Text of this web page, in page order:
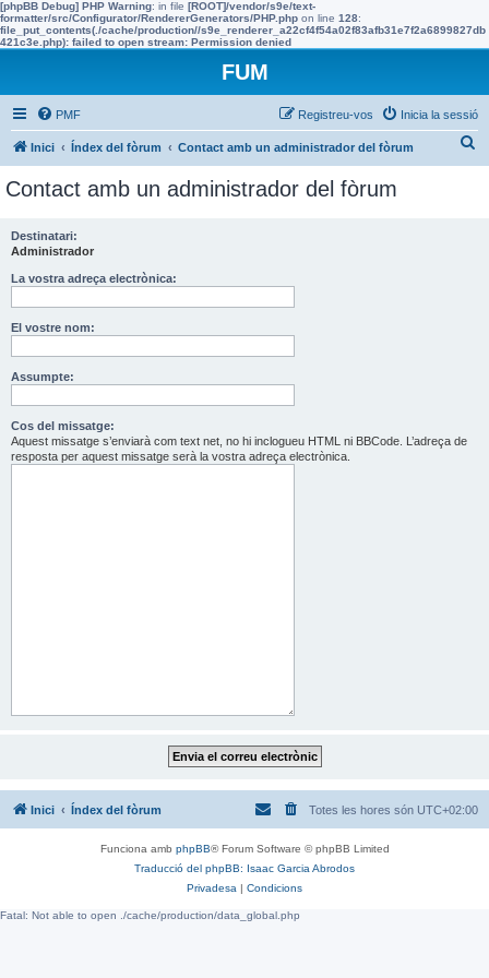
[phpBB Debug] PHP Warning: in file [ROOT]/vendor/s9e/text-
formatter/src/Configurator/RendererGenerators/PHP.php on line 128:
file_put_contents(./cache/production//s9e_renderer_a22cf4f54a02f83afb31e7f2a6899827db
421c3e.php): failed to open stream: Permission denied
FUM
PMF Inicia la sessió
Registreu-vos
Inici Índex del fòrum Contact amb un administrador del fòrum
Contact amb un administrador del fòrum
Destinatari:
Administrador
La vostra adreça electrònica:
El vostre nom:
Assumpte:
Cos del missatge:
Aquest missatge s’enviarà com text net, no hi inclogueu HTML ni BBCode. L’adreça de
resposta per aquest missatge serà la vostra adreça electrònica.
Inici Índex del fòrum Totes les hores són UTC+02:00
Funciona amb phpBB® Forum Software © phpBB Limited
Traducció del phpBB: Isaac Garcia Abrodos
Privadesa | Condicions
Fatal: Not able to open ./cache/production/data_global.php